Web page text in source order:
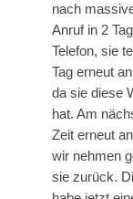
nach
Anruf in 2
Telefon, sie
Tag erneut
da sie diese
hat. Am
Zeit erneut
wir nehmen
sie zurück.